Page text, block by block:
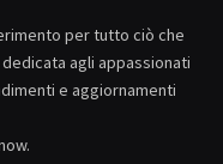
per tutto ciò che
agli appassionati
e aggiornamenti